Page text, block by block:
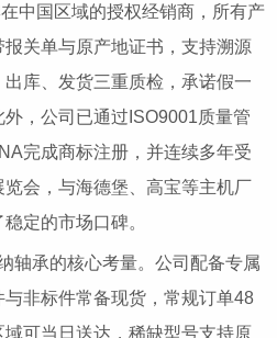
中国区域的授权经销商，所有产
关单与原产地证书，支持溯源
库、发货三重质检，承诺假一
，公司已通过ISO9001质量管
完成商标注册，并连续多年受
会，与海德堡、高宝等主机厂
定的市场口碑。
承的核心考量。公司配备专属
非标件常备现货，常规订单48
可当日送达，稀缺型号支持原